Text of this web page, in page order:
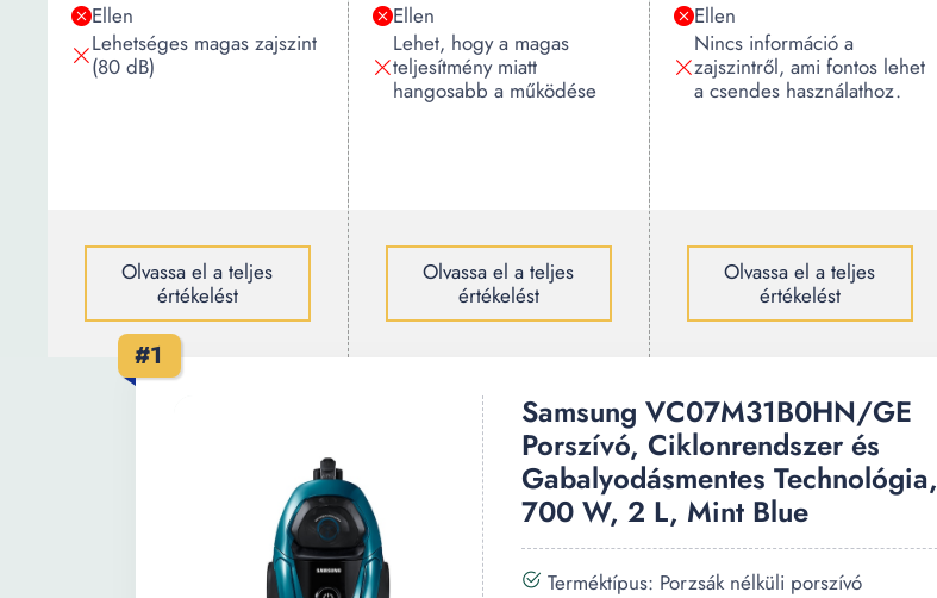
Ellen
Lehetséges magas zajszint
(80 dB)
Olvassa el a teljes
értékelést
Ellen
Lehet, hogy a magas
teljesítmény miatt
hangosabb a működése
Olvassa el a teljes
értékelést
Ellen
Nincs információ a
zajszintről, ami fontos lehet
a csendes használathoz.
Olvassa el a teljes
értékelést
#1
Samsung VC07M31B0HN/GE
Porszívó, Ciklonrendszer és
Gabalyodásmentes Technológia,
700 W, 2 L, Mint Blue
Terméktípus: Porzsák nélküli porszívó